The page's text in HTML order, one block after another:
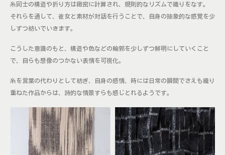
糸同士の構造や折り方は緻密に計算され、規則的なリズムで織りをなす。
それらを通して、彼女と素材が対話を行うことで、自身の抽象的な感覚を少
しずつ紡いでいきます。
こうした意識のもと、構造や色などの輪郭を少しずつ鮮明にしていくこと
で、自らも想像のつかない表情を可視化。
糸を言葉の代わりとして紡ぎ、自身の感情、時には日常の瞬間でさえも織り
重ねた作品からは、詩的な情景すらも感じとれるようです。